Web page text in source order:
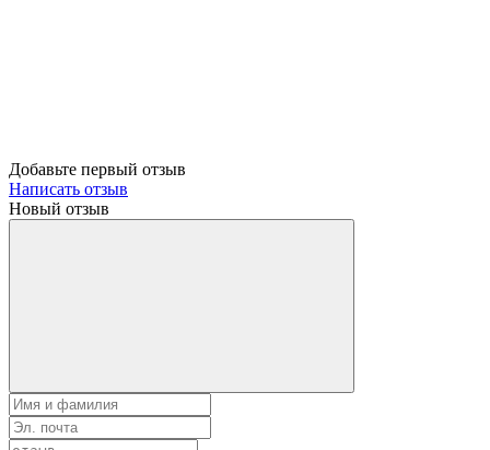
Добавьте первый отзыв
Написать отзыв
Новый отзыв